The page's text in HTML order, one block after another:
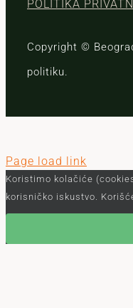
POLITIKA
Copyright ©
politiku.
Page load link
Koristimo kolačiće
korisničko iskustvo.